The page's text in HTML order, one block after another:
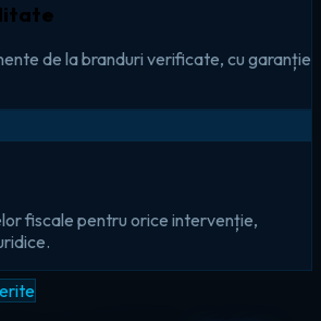
de la branduri verificate, cu garanție
fiscale pentru orice intervenție,